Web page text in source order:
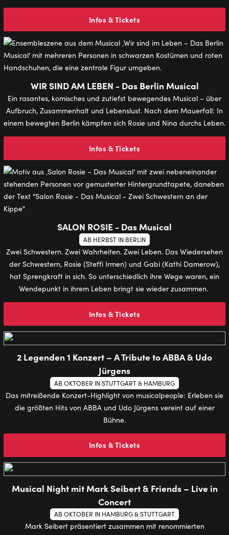
Infos & Tickets
WIR SIND AM LEBEN - Das Berlin Musical
Ein rasantes, komisches und zutiefst bewegendes Musical – über
Aufbruch, Zusammenhalt und Lebenslust. Nach dem Mauerfall: In
einem bewegten Berlin kämpfen sich Rosie und Nina durchs Leben.
Infos & Tickets
SALON ROSIE - Das Musical
AB HERBST IN BERLIN
Zwei Schwestern. Zwei Wahrheiten. Zwei Leben. Das Wiedersehen
der Schwestern, Rosie (Steffi Irmen) und Gabi (Kathi Damerow),
hat Sprengkraft in sich. So unterschiedlich ihre Wege waren, ein
Wendepunkt in ihrem Leben bringt sie wieder zusammen.
Infos & Tickets
2 Legenden 1 Konzert – A Tribute to ABBA & Udo
Jürgens
AB OKTOBER IN STUTTGART & HAMBURG
Das mitreißende Konzert-Highlight von musicalpeople: Erleben sie
die größten Hits von ABBA und Udo Jürgens vereint auf einer
Bühne.
Infos & Tickets
Musical Night mit Mark Seibert & Friends – Live in
Concert
AB OKTOBER IN HAMBURG & STUTTGART
Mark Seibert präsentiert zusammen mit renommierten